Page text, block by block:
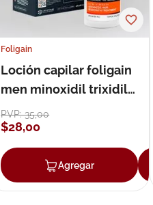
Agregar
Foligain
Loción capilar foligain
men minoxidil trixidil
loción 59 ml
PVP:35,00
$28,00
Agregar